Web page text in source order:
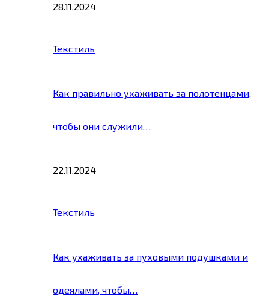
28.11.2024
Текстиль
Как правильно ухаживать за полотенцами,
чтобы они служили…
22.11.2024
Текстиль
Как ухаживать за пуховыми подушками и
одеялами, чтобы…